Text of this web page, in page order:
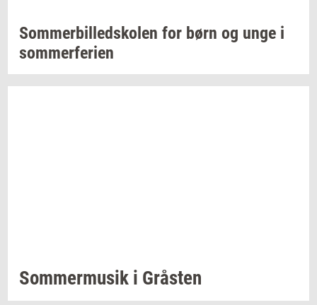
Som­mer­bil­ledsko­len for børn og unge i
som­mer­fe­ri­en
Som­mer­mu­sik i Grå­sten